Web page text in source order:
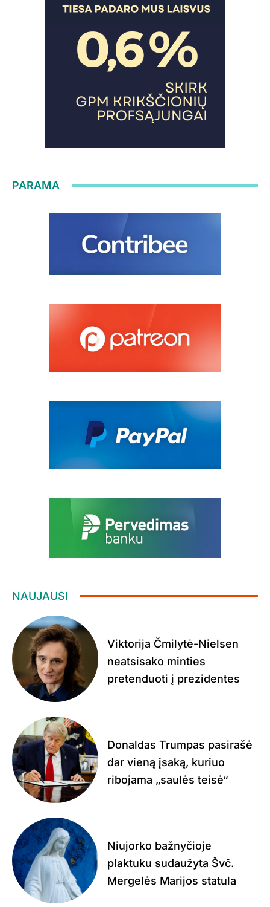
PARAMA
NAUJAUSI
Viktorija Čmilytė-Nielsen
neatsisako minties
pretenduoti į prezidentes
Donaldas Trumpas pasirašė
dar vieną įsaką, kuriuo
ribojama „saulės teisė“
Niujorko bažnyčioje
plaktuku sudaužyta Švč.
Mergelės Marijos statula